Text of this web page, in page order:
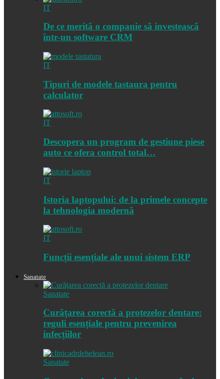
IT
De ce merită o companie să investească
într-un software CRM
IT
Tipuri de modele tastaura pentru
calculator
IT
Descopera un program de gestiune piese
auto ce ofera control total…
IT
Istoria laptopului: de la primele concepte
la tehnologia modernă
IT
Funcții esențiale ale unui sistem ERP
Sanatate
Sanatate
Curățarea corectă a protezelor dentare:
reguli esențiale pentru prevenirea
infecțiilor
Sanatate